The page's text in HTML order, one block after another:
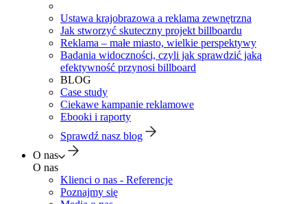
Ustawa krajobrazowa a reklama zewnętrzna
Jak stworzyć skuteczny projekt billboardu
Reklama – małe miasto, wielkie perspektywy
Badania widoczności, czyli jak sprawdzić jaką
efektywność przynosi billboard
BLOG
Case study
Ciekawe kampanie reklamowe
Ebooki i raporty
Sprawdź nasz blog
O nas
O nas
Klienci o nas - Referencje
Poznajmy się